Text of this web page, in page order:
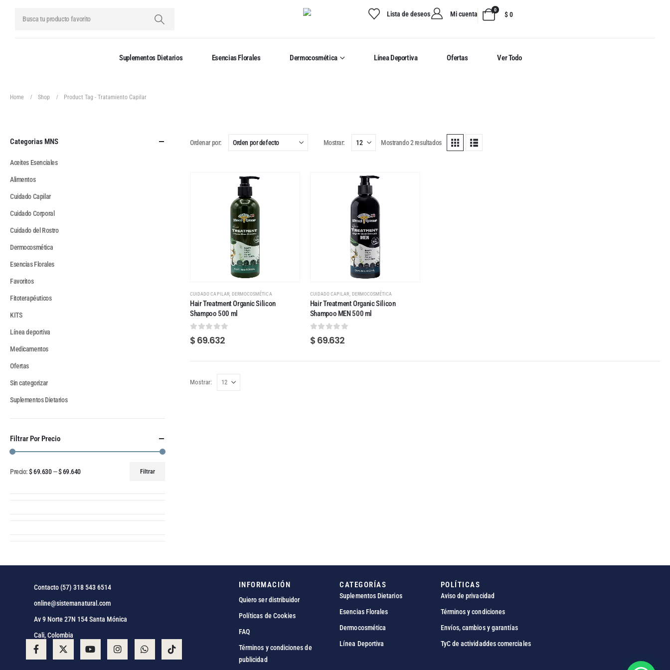
Lista de deseos Mi cuenta
0
$0
Suplementos Dietarios Esencias Florales Dermocosmética Línea Deportiva Ofertas Ver Todo
Home Shop Product Tag - Tratamiento Capilar
Ordenar por: Mostrar: Mostrando 2 resultados
CUIDADO CAPILAR, DERMOCOSMÉTICA
Hair Treatment Organic Silicon
Shampoo 500 ml
0 out of 5
$ 69.632
CUIDADO CAPILAR, DERMOCOSMÉTICA
Hair Treatment Organic Silicon
Shampoo MEN 500 ml
0 out of 5
$ 69.632
Mostrar:
Categorias MNS
Aceites Esenciales
Alimentos
Cuidado Capilar
Cuidado Corporal
Cuidado del Rostro
Dermocosmética
Esencias Florales
Favoritos
Fitoterapéuticos
KITS
Línea deportiva
Medicamentos
Ofertas
Sin categorizar
Suplementos Dietarios
Filtrar Por Precio
Filtrar
Precio:$ 69.630—$ 69.640
Contacto (57) 318 543 6514
online@sistemanatural.com
Av 9 Norte 27N 154 Santa Mónica
Cali, Colombia
INFORMACIÓN
Quiero ser distribuidor
Políticas de Cookies
FAQ
Términos y condiciones de
publicidad
CATEGORÍAS
Suplementos Dietarios
Esencias Florales
Dermocosmética
Línea Deportiva
POLÍTICAS
Aviso de privacidad
Términos y condiciones
Envíos, cambios y garantías
TyC de actividaddes comerciales